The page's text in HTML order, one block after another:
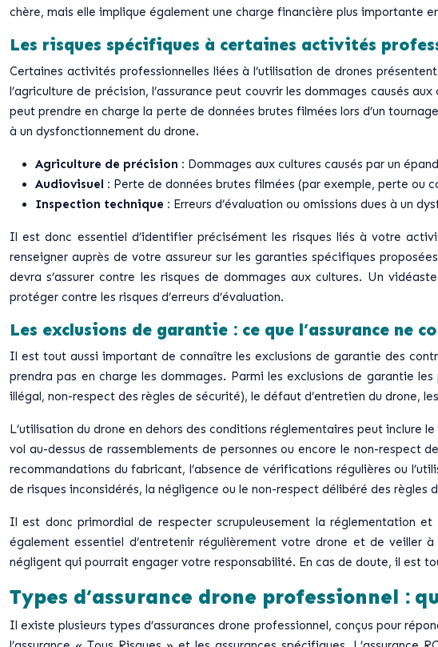
chère, mais elle implique également une charge financière plus importante
Les risques spécifiques à certaines activités
Certaines activités professionnelles liées à l’utilisation de drones
l’agriculture de précision, l’assurance peut couvrir les dommages causés
peut prendre en charge la perte de données brutes filmées lors d’un
à un dysfonctionnement du drone.
Agriculture de précision : Dommages aux cultures causés par un
Audiovisuel : Perte de données brutes filmées (par exemple, perte ou
Inspection technique : Erreurs d’évaluation ou omissions dues à un
Il est donc essentiel d’identifier précisément les risques liés à votre
renseigner auprès de votre assureur sur les garanties spécifiques
devra s’assurer contre les risques de dommages aux cultures. Un
protéger contre les risques d’erreurs d’évaluation.
Les exclusions de garantie : ce que l’assurance ne
Il est tout aussi important de connaître les exclusions de garantie des
prendra pas en charge les dommages. Parmi les exclusions de garantie
illégal, non-respect des règles de sécurité), le défaut d’entretien du drone,
L’utilisation du drone en dehors des conditions réglementaires peut inclure
vol au-dessus de rassemblements de personnes ou encore le non-respect
recommandations du fabricant, l’absence de vérifications régulières ou
de risques inconsidérés, la négligence ou le non-respect délibéré des règles
Il est donc primordial de respecter scrupuleusement la réglementation
également essentiel d’entretenir régulièrement votre drone et de
négligent qui pourrait engager votre responsabilité. En cas de doute, il est
Types d’assurance drone professionnel :
Il existe plusieurs types d’assurances drone professionnel, conçus pour